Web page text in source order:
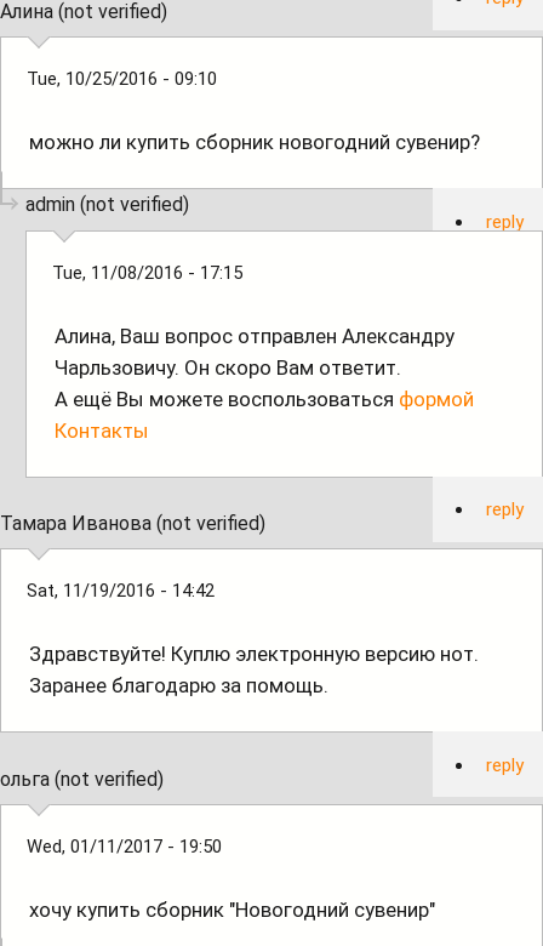
Алина (not verified)
Tue, 10/25/2016 - 09:10
можно ли купить сборник новогодний сувенир?
reply
admin (not verified)
Tue, 11/08/2016 - 17:15
Алина, Ваш вопрос отправлен Александру
Чарльзовичу. Он скоро Вам ответит.
А ещё Вы можете воспользоваться формой
Контакты
reply
Тамара Иванова (not verified)
Sat, 11/19/2016 - 14:42
Здравствуйте! Куплю электронную версию нот.
Заранее благодарю за помощь.
reply
ольга (not verified)
Wed, 01/11/2017 - 19:50
хочу купить сборник "Новогодний сувенир"